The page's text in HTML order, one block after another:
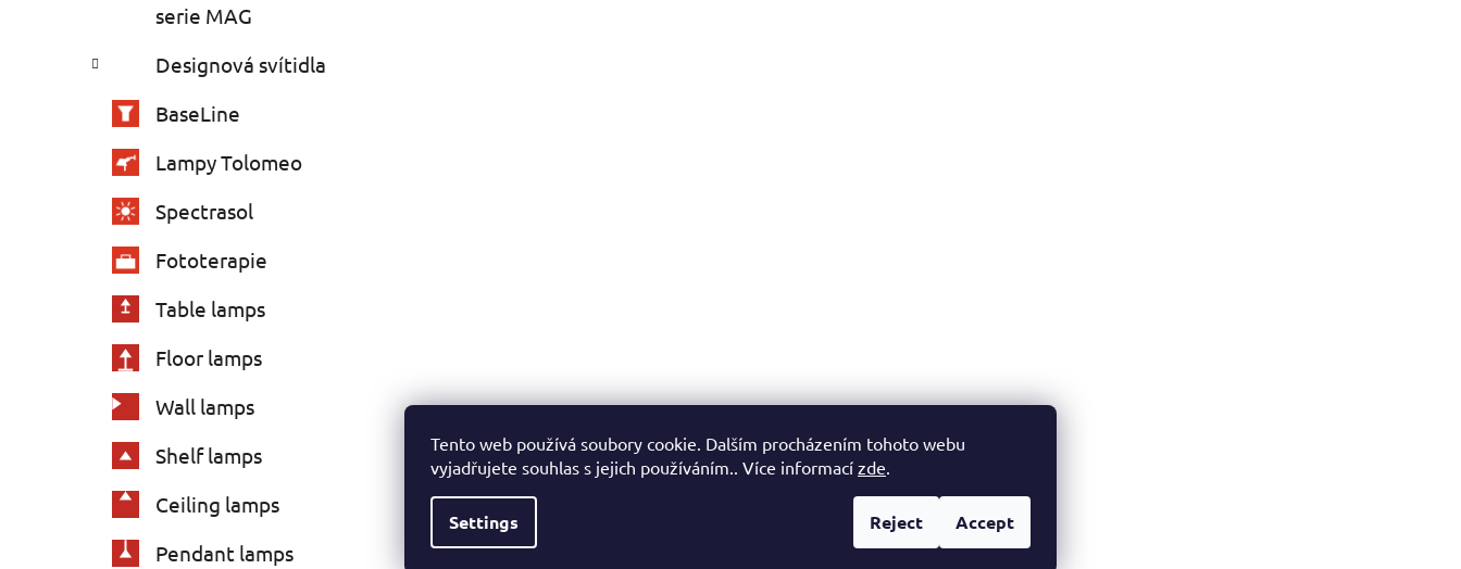
Tento web používá soubory cookie. Dalším procházením tohoto webu
vyjadřujete souhlas s jejich používáním.. Více informací zde.
Settings Reject Accept
serie MAG
Designová svítidla
BaseLine
Lampy Tolomeo
Spectrasol
Fototerapie
Table lamps
Floor lamps
Wall lamps
Shelf lamps
Ceiling lamps
Pendant lamps